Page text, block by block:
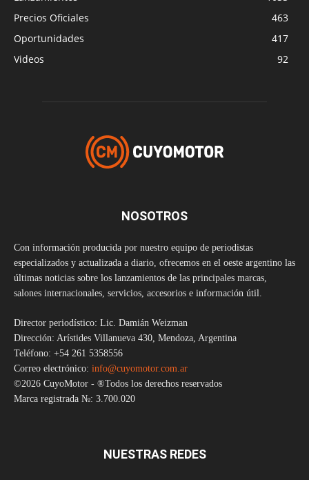
Precios Oficiales
463
Oportunidades
417
Videos
92
NOSOTROS
Con información producida por nuestro equipo de periodistas
especializados y actualizada a diario, ofrecemos en el oeste argentino las
últimas noticias sobre los lanzamientos de las principales marcas,
salones internacionales, servicios, accesorios e información útil.
Director periodístico: Lic. Damián Weizman
Dirección: Arístides Villanueva 430, Mendoza, Argentina
Teléfono: +54 261 5358556
Correo electrónico: info@cuyomotor.com.ar
©2026 CuyoMotor - ®Todos los derechos reservados
Marca registrada №: 3.700.020
NUESTRAS REDES